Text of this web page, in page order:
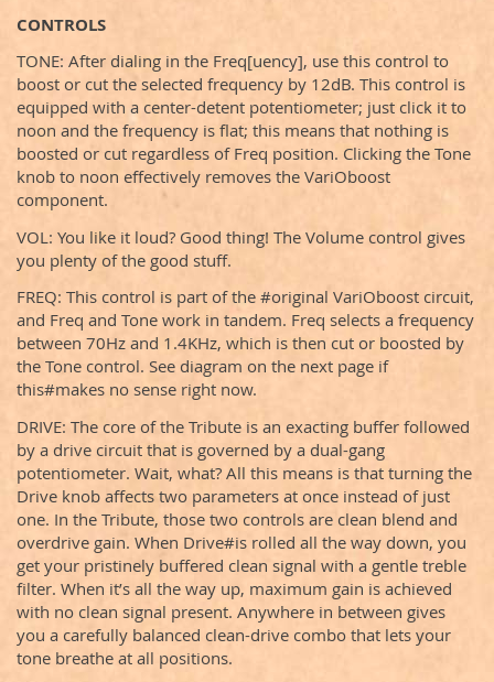
CONTROLS
TONE: After dialing in the Freq[uency], use this control to
boost or cut the selected frequency by 12dB. This control is
equipped with a center-detent potentiometer; just click it to
noon and the frequency is flat; this means that nothing is
boosted or cut regardless of Freq position. Clicking the Tone
knob to noon effectively removes the VariOboost
component.
VOL: You like it loud? Good thing! The Volume control gives
you plenty of the good stuff.
FREQ: This control is part of the #original VariOboost circuit,
and Freq and Tone work in tandem. Freq selects a frequency
between 70Hz and 1.4KHz, which is then cut or boosted by
the Tone control. See diagram on the next page if
this#makes no sense right now.
DRIVE: The core of the Tribute is an exacting buffer followed
by a drive circuit that is governed by a dual-gang
potentiometer. Wait, what? All this means is that turning the
Drive knob affects two parameters at once instead of just
one. In the Tribute, those two controls are clean blend and
overdrive gain. When Drive#is rolled all the way down, you
get your pristinely buffered clean signal with a gentle treble
filter. When it’s all the way up, maximum gain is achieved
with no clean signal present. Anywhere in between gives
you a carefully balanced clean-drive combo that lets your
tone breathe at all positions.